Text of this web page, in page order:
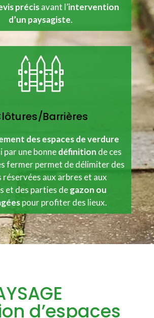
précisavant l’intervention
d’un paysagiste.
Barrières
des espaces de verdure
par une bonnedéfinition de ces
fermer permet de délimiter des
réservées aux arbres et aux
et des parties degazon ou
pour profiter des lieux.
d’espaces